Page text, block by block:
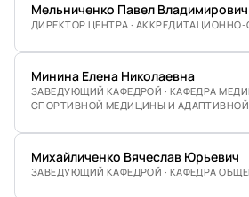
Мельниченко Павел Владимирович
ДИРЕКТОР ЦЕНТРА ·
Минина Елена Николаевна
ЗАВЕДУЮЩИЙ КАФЕДРОЙ · КАФЕДРА
СПОРТИВНОЙ МЕДИЦИНЫ И
Михайличенко Вячеслав Юрьевич
ЗАВЕДУЮЩИЙ КАФЕДРОЙ · КАФЕДРА